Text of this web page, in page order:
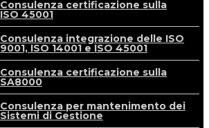
Consulenza certificazione sulla
ISO 45001
Consulenza integrazione delle ISO
9001, ISO 14001 e ISO 45001
Consulenza certificazione sulla
SA8000
Consulenza per mantenimento dei
Sistemi di Gestione